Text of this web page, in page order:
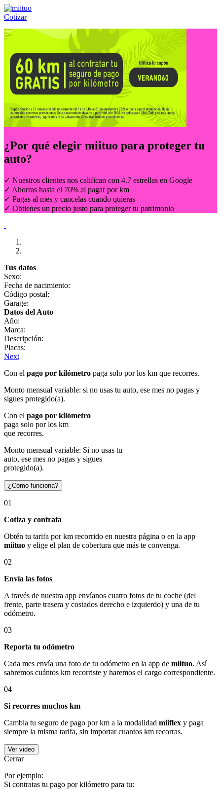
Cotizar
Llámanos al:(55) 84-21-05-00 ó
¿Por qué elegir miituo para proteger tu
auto?
✓ Nuestros clientes nos califican con 4.7 estrellas en Google
✓ Ahorras hasta el 70% al pagar por km
✓ Pagas al mes y cancelas cuando quieras
✓ Obtienes un precio justo para proteger tu patrimonio
Tus datos
Sexo:
Fecha de nacimiento:
Código postal:
Garage:
Datos del Auto
Año:
Marca:
Descripción:
Placas:
Next
Con el pago por kilómetro paga solo por los km que recorres.
Monto mensual variable: si no usas tu auto, ese mes no pagas y
sigues protegido(a).
Con el pago por kilómetro
paga solo por los km
que recorres.
Monto mensual variable: Si no usas tu
auto, ese mes no pagas y sigues
protegido(a).
¿Cómo funciona?
01
Cotiza y contrata
Obtén tu tarifa por km recorrido en nuestra página o en la app
miituo y elige el plan de cobertura que más te convenga.
02
Envía las fotos
A través de nuestra app envíanos cuatro fotos de tu coche (del
frente, parte trasera y costados derecho e izquierdo) y una de tu
odómetro.
03
Reporta tu odómetro
Cada mes envía una foto de tu odómetro en la app de miituo. Así
sabremos cuántos km recorriste y haremos el cargo correspondiente.
04
Si recorres muchos km
Cambia tu seguro de pago por km a la modalidad miiflex y paga
siempre la misma tarifa, sin importar cuantos km recorras.
Ver video
Cerrar
Por ejemplo:
Si contratas tu pago por kilómetro para tu: